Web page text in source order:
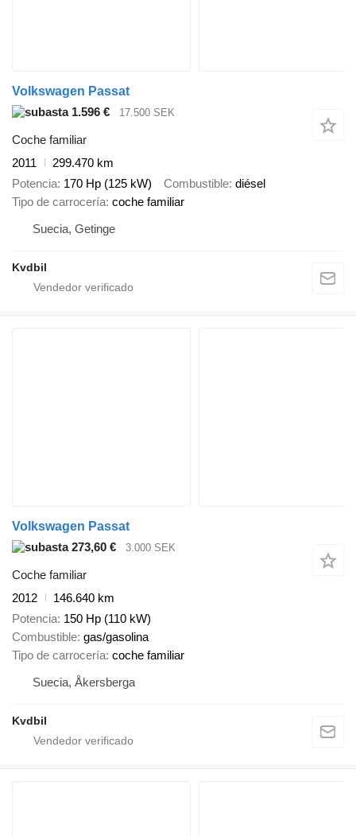
Volkswagen Passat
1.596 €
17.500 SEK
Coche familiar
2011
299.470 km
Potencia 170 Hp (125 kW) Combustible diésel
Tipo de carrocería coche familiar
Suecia, Getinge
Kvdbil
Volkswagen Passat
273,60 €
3.000 SEK
Coche familiar
2012
146.640 km
Potencia 150 Hp (110 kW)
Combustible gas/gasolina
Tipo de carrocería coche familiar
Suecia, Åkersberga
Kvdbil